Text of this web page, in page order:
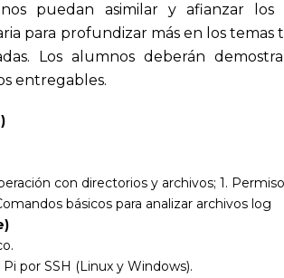
puedan asimilar y afianzar los
para profundizar más en los temas
Los alumnos deberán
entregables.
con directorios y archivos; 1.
básicos para analizar archivos log
por SSH (Linux y Windows).